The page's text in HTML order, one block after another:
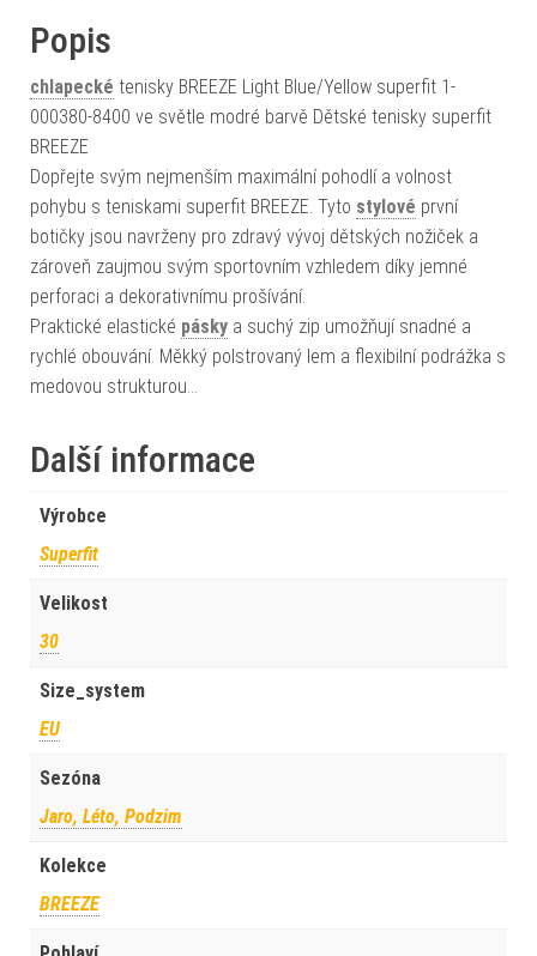
Popis
chlapecké tenisky BREEZE Light Blue/Yellow superfit 1-
000380-8400 ve světle modré barvě Dětské tenisky superfit
BREEZE
Dopřejte svým nejmenším maximální pohodlí a volnost
pohybu s teniskami superfit BREEZE. Tyto stylové první
botičky jsou navrženy pro zdravý vývoj dětských nožiček a
zároveň zaujmou svým sportovním vzhledem díky jemné
perforaci a dekorativnímu prošívání.
Praktické elastické pásky a suchý zip umožňují snadné a
rychlé obouvání. Měkký polstrovaný lem a flexibilní podrážka s
medovou strukturou…
Další informace
Výrobce
Superfit
Velikost
30
Size_system
EU
Sezóna
Jaro, Léto, Podzim
Kolekce
BREEZE